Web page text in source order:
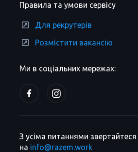
Ми в соціальних мережах:
Правила та умови сервісу
Для рекрутерів
Розмістити вакансію
З усіма питаннями звертайтеся
на info@razem.work